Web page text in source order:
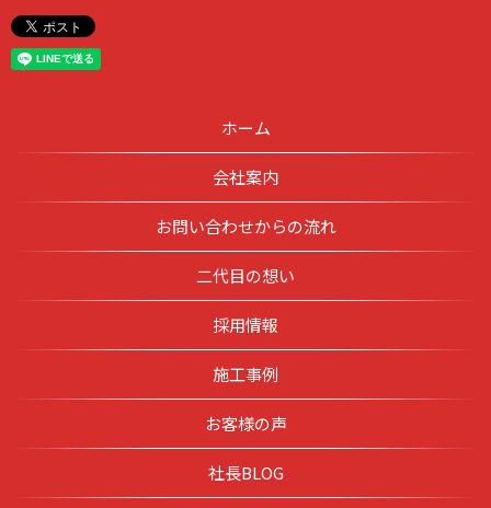
ホーム
会社案内
お問い合わせからの流れ
二代目の想い
採用情報
施工事例
お客様の声
社長BLOG